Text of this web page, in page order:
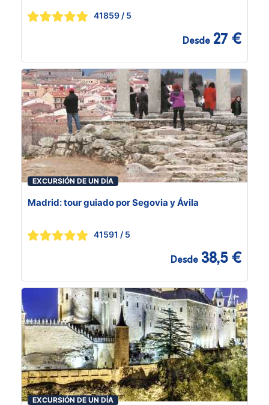
41859 / 5
Desde 27 €
EXCURSIÓN DE UN DÍA
Madrid: tour guiado por Segovia y Ávila
41591 / 5
Desde 38,5 €
EXCURSIÓN DE UN DÍA